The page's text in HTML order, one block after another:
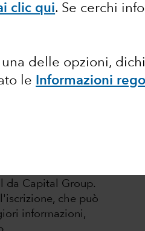
clic qui. Se cerchi
delle opzioni,
le
Informazioni
da Capital Group.
che può
informazioni,